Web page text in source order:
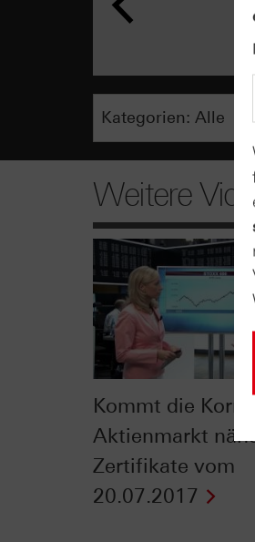
Weitere
Kommt die
Aktienmarkt
Zertifikate vom
20.07.2017